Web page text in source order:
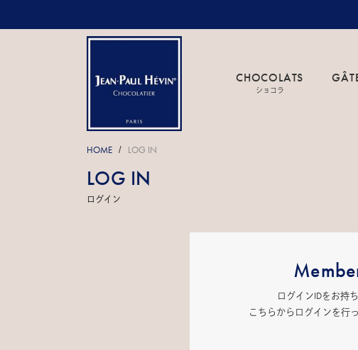
CHOCOLATS
ショコラ
HOME / LOG IN
LOG IN
ログイン
ログインIDをお持
こちらからログインを行